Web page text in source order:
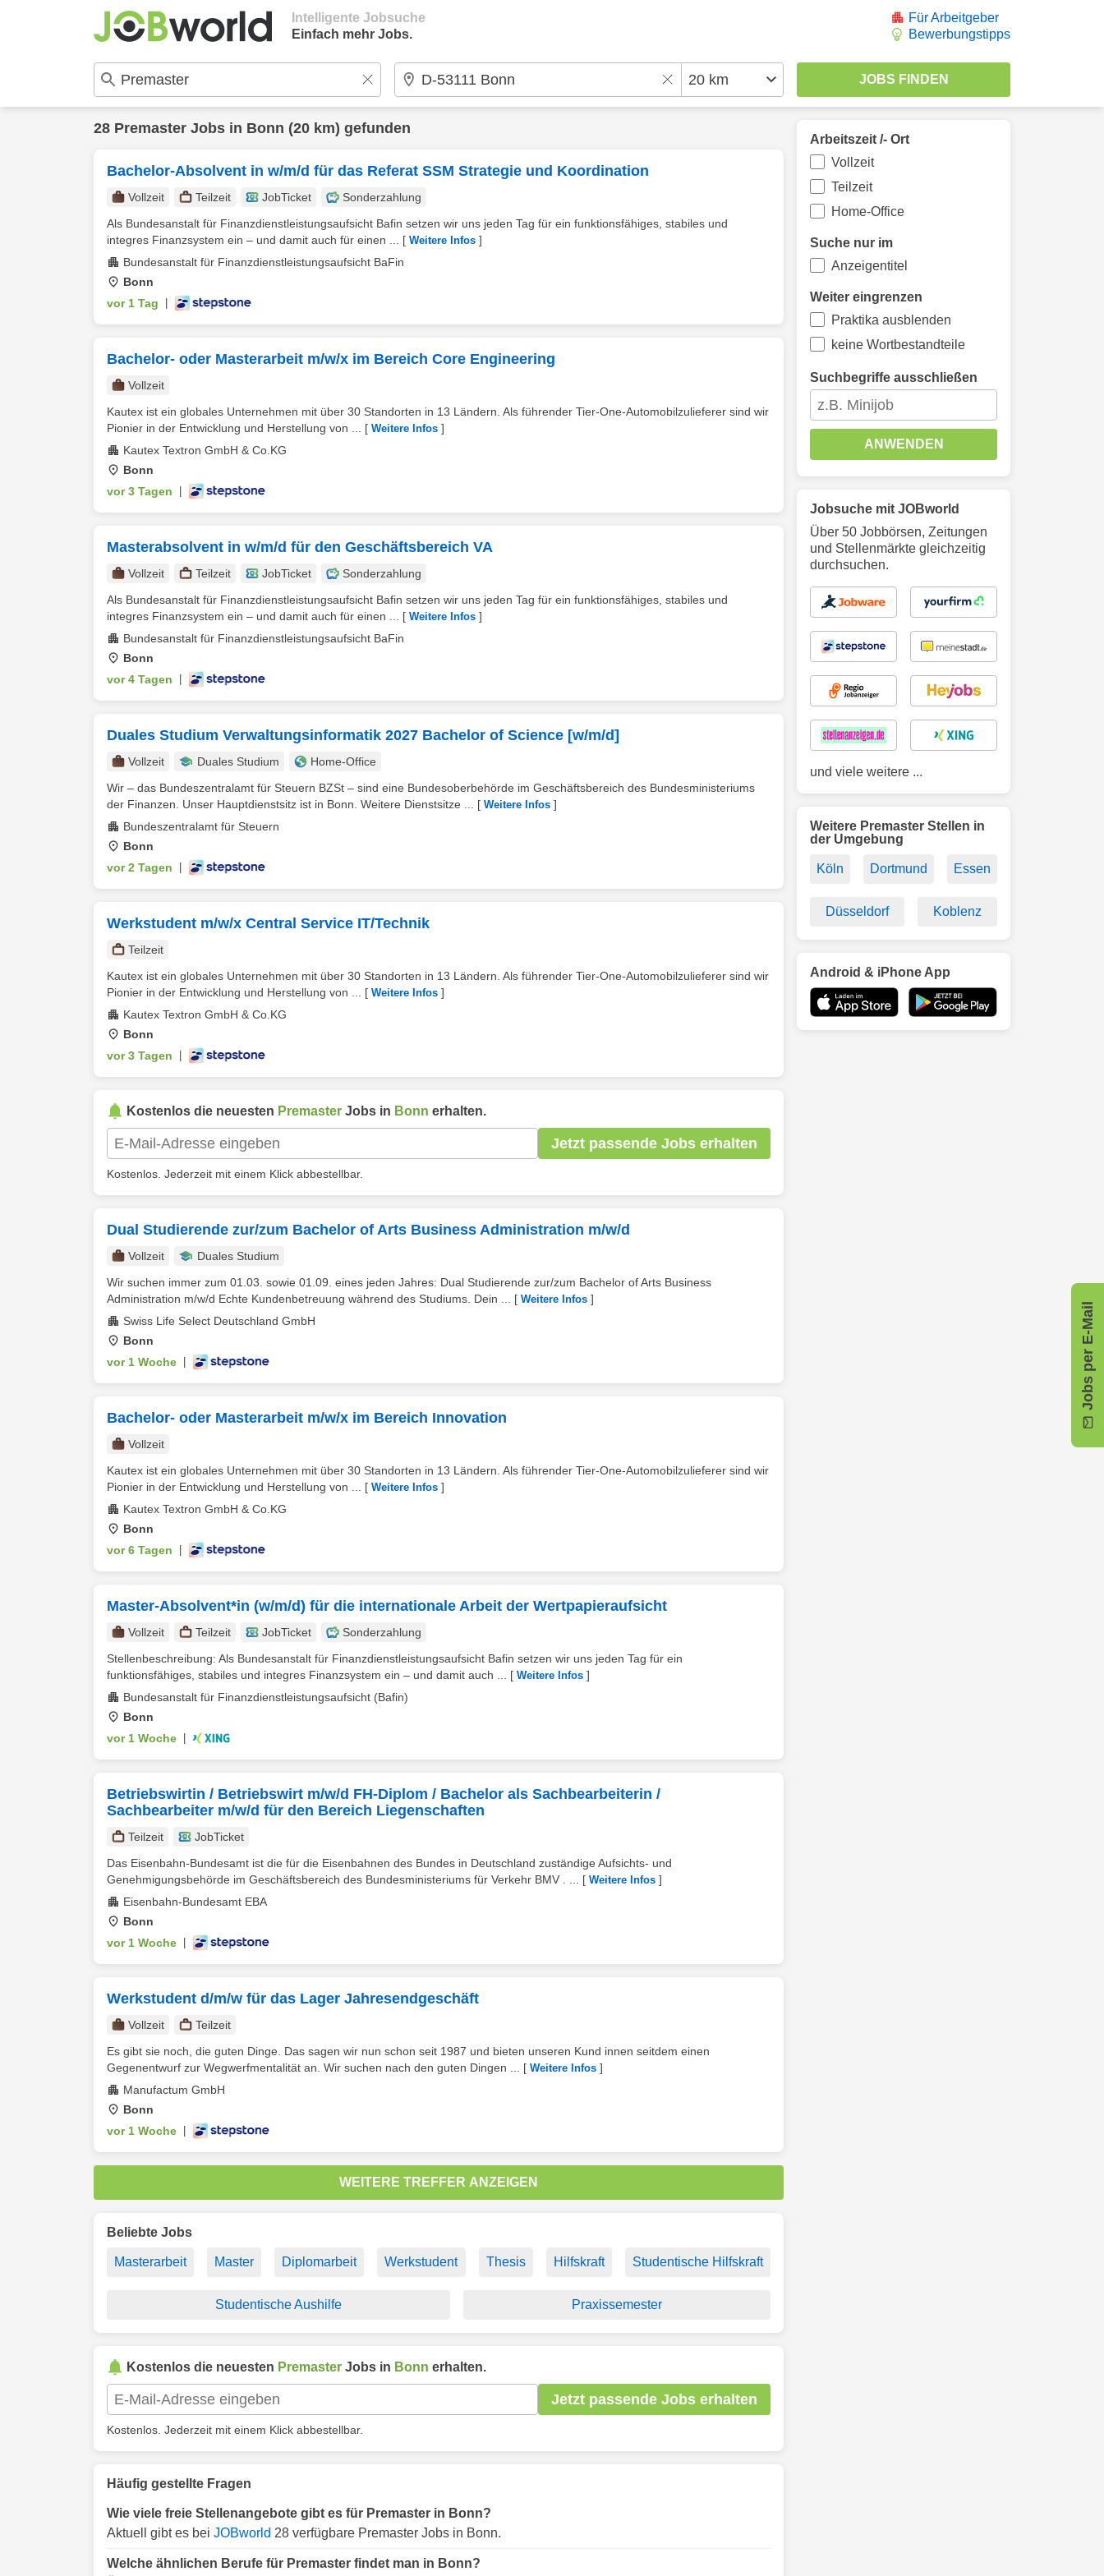
Intelligente Jobsuche
Einfach mehr Jobs.
Für Arbeitgeber
Bewerbungstipps
28 Premaster Jobs in Bonn (20 km) gefunden
Bachelor-Absolvent in w/m/d für das Referat SSM Strategie und Koordination
Vollzeit Teilzeit JobTicket
Sonderzahlung
Als Bundesanstalt für Finanzdienstleistungsaufsicht Bafin setzen wir uns jeden Tag für ein funktionsfähiges, stabiles und
integres Finanzsystem ein – und damit auch für einen ...
[ Weitere Infos ]
Bundesanstalt für Finanzdienstleistungsaufsicht BaFin
Bonn
vor 1 Tag
Bachelor- oder Masterarbeit m/w/x im Bereich Core Engineering
Vollzeit
Kautex ist ein globales Unternehmen mit über 30 Standorten in 13 Ländern. Als führender Tier-One-Automobilzulieferer sind wir
Pionier in der Entwicklung und Herstellung von ...
[ Weitere Infos ]
Kautex Textron GmbH & Co.KG
Bonn
vor 3 Tagen
Masterabsolvent in w/m/d für den Geschäftsbereich VA
Vollzeit Teilzeit JobTicket
Sonderzahlung
Als Bundesanstalt für Finanzdienstleistungsaufsicht Bafin setzen wir uns jeden Tag für ein funktionsfähiges, stabiles und
integres Finanzsystem ein – und damit auch für einen ...
[ Weitere Infos ]
Bundesanstalt für Finanzdienstleistungsaufsicht BaFin
Bonn
vor 4 Tagen
Duales Studium Verwaltungsinformatik 2027 Bachelor of Science [w/m/d]
Vollzeit Duales Studium
Home-Office
Wir – das Bundeszentralamt für Steuern BZSt – sind eine Bundesoberbehörde im Geschäftsbereich des Bundesministeriums
der Finanzen. Unser Hauptdienstsitz ist in Bonn. Weitere Dienstsitze ...
[ Weitere Infos ]
Bundeszentralamt für Steuern
Bonn
vor 2 Tagen
Werkstudent m/w/x Central Service IT/Technik
Teilzeit
Kautex ist ein globales Unternehmen mit über 30 Standorten in 13 Ländern. Als führender Tier-One-Automobilzulieferer sind wir
Pionier in der Entwicklung und Herstellung von ...
[ Weitere Infos ]
Kautex Textron GmbH & Co.KG
Bonn
vor 3 Tagen
Kostenlos die neuesten Premaster Jobs in Bonn erhalten.
Jetzt passende Jobs erhalten
Kostenlos. Jederzeit mit einem Klick abbestellbar.
Dual Studierende zur/zum Bachelor of Arts Business Administration m/w/d
Vollzeit
Duales Studium
Wir suchen immer zum 01.03. sowie 01.09. eines jeden Jahres: Dual Studierende zur/zum Bachelor of Arts Business
Administration m/w/d Echte Kundenbetreuung während des Studiums. Dein ...
[ Weitere Infos ]
Swiss Life Select Deutschland GmbH
Bonn
vor 1 Woche
Bachelor- oder Masterarbeit m/w/x im Bereich Innovation
Vollzeit
Kautex ist ein globales Unternehmen mit über 30 Standorten in 13 Ländern. Als führender Tier-One-Automobilzulieferer sind wir
Pionier in der Entwicklung und Herstellung von ...
[ Weitere Infos ]
Kautex Textron GmbH & Co.KG
Bonn
vor 6 Tagen
Master-Absolvent*in (w/m/d) für die internationale Arbeit der Wertpapieraufsicht
Vollzeit Teilzeit JobTicket
Sonderzahlung
Stellenbeschreibung: Als Bundesanstalt für Finanzdienstleistungsaufsicht Bafin setzen wir uns jeden Tag für ein
funktionsfähiges, stabiles und integres Finanzsystem ein – und damit auch ...
[ Weitere Infos ]
Bundesanstalt für Finanzdienstleistungsaufsicht (Bafin)
Bonn
vor 1 Woche
Betriebswirtin / Betriebswirt m/w/d FH-Diplom / Bachelor als Sachbearbeiterin /
Sachbearbeiter m/w/d für den Bereich Liegenschaften
Teilzeit
JobTicket
Das Eisenbahn-Bundesamt ist die für die Eisenbahnen des Bundes in Deutschland zuständige Aufsichts- und
Genehmigungsbehörde im Geschäftsbereich des Bundesministeriums für Verkehr BMV . ...
[ Weitere Infos ]
Eisenbahn-Bundesamt EBA
Bonn
vor 1 Woche
Werkstudent d/m/w für das Lager Jahresendgeschäft
Vollzeit
Teilzeit
Es gibt sie noch, die guten Dinge. Das sagen wir nun schon seit 1987 und bieten unseren Kund innen seitdem einen
Gegenentwurf zur Wegwerfmentalität an. Wir suchen nach den guten Dingen ...
[ Weitere Infos ]
Manufactum GmbH
Bonn
vor 1 Woche
WEITERE TREFFER ANZEIGEN
Beliebte Jobs
Masterarbeit Master Diplomarbeit Werkstudent Thesis Hilfskraft Studentische Hilfskraft
Studentische Aushilfe Praxissemester
Kostenlos die neuesten Premaster Jobs in Bonn erhalten.
Jetzt passende Jobs erhalten
Kostenlos. Jederzeit mit einem Klick abbestellbar.
Häufig gestellte Fragen
Wie viele freie Stellenangebote gibt es für Premaster in Bonn?
Aktuell gibt es bei JOBworld 28 verfügbare Premaster Jobs in Bonn.
Welche ähnlichen Berufe für Premaster findet man in Bonn?
Jobs per E-Mail
Arbeitszeit /- Ort
Vollzeit
Teilzeit
Home-Office
Suche nur im
Anzeigentitel
Weiter eingrenzen
Praktika ausblenden
keine Wortbestandteile
Suchbegriffe ausschließen
ANWENDEN
Jobsuche mit JOBworld
Über 50 Jobbörsen, Zeitungen
und Stellenmärkte gleichzeitig
durchsuchen.
und viele weitere ...
Weitere Premaster Stellen in
der Umgebung
Köln Dortmund Essen
Düsseldorf Koblenz
Android & iPhone App